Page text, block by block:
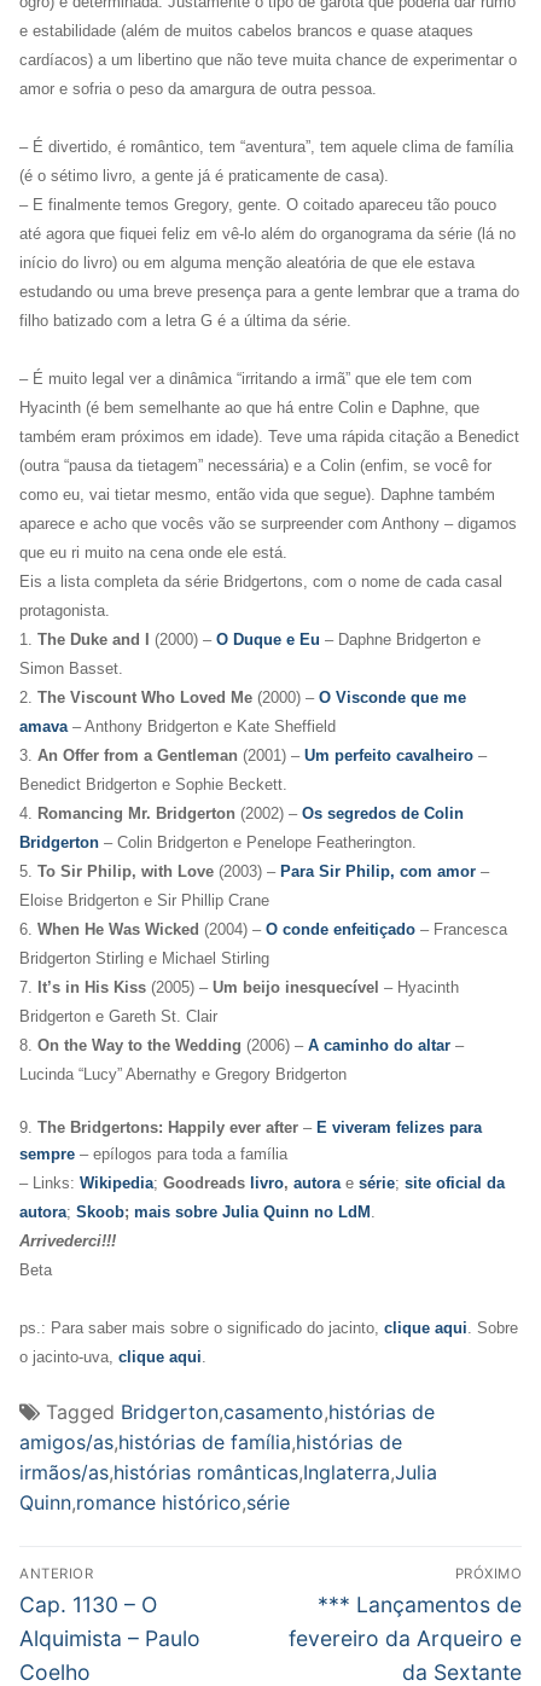
e estabilidade (além de muitos cabelos brancos e quase ataques
cardíacos) a um libertino que não teve muita chance de experimentar o
amor e sofria o peso da amargura de outra pessoa.
– É divertido, é romântico, tem “aventura”, tem aquele clima de família
(é o sétimo livro, a gente já é praticamente de casa).
– E finalmente temos Gregory, gente. O coitado apareceu tão pouco
até agora que fiquei feliz em vê-lo além do organograma da série (lá no
início do livro) ou em alguma menção aleatória de que ele estava
estudando ou uma breve presença para a gente lembrar que a trama do
filho batizado com a letra G é a última da série.
– É muito legal ver a dinâmica “irritando a irmã” que ele tem com
Hyacinth (é bem semelhante ao que há entre Colin e Daphne, que
também eram próximos em idade). Teve uma rápida citação a Benedict
(outra “pausa da tietagem” necessária) e a Colin (enfim, se você for
como eu, vai tietar mesmo, então vida que segue). Daphne também
aparece e acho que vocês vão se surpreender com Anthony – digamos
que eu ri muito na cena onde ele está.
Eis a lista completa da série Bridgertons, com o nome de cada casal
protagonista.
1. The Duke and I (2000) – O Duque e Eu – Daphne Bridgerton e
Simon Basset.
2. The Viscount Who Loved Me (2000) – O Visconde que me
amava – Anthony Bridgerton e Kate Sheffield
3. An Offer from a Gentleman (2001) – Um perfeito cavalheiro –
Benedict Bridgerton e Sophie Beckett.
4.
Romancing Mr. Bridgerton (2002) – Os segredos de Colin
Bridgerton – Colin Bridgerton e Penelope Featherington.
5. To Sir Philip, with Love (2003) – Para Sir Philip, com amor –
Eloise Bridgerton e Sir Phillip Crane
6. When He Was Wicked (2004) – O conde enfeitiçado – Francesca
Bridgerton Stirling e Michael Stirling
7.
It’s in His Kiss (2005) – Um beijo inesquecível – Hyacinth
Bridgerton e Gareth St. Clair
8. On the Way to the Wedding (2006) – A caminho do altar –
Lucinda “Lucy” Abernathy e Gregory Bridgerton
9. The Bridgertons: Happily ever after – E viveram felizes para
sempre – epílogos para toda a família
– Links: Wikipedia; Goodreads livro, autorae série; site oficial da
autora; Skoob; mais sobre Julia Quinn no LdM .
Arrivederci!!!
Beta
ps.: Para saber mais sobre o significado do jacinto, clique aqui. Sobre
o jacinto-uva, clique aqui.
Tagged Bridgerton,casamento,histórias de
amigos/as,histórias de família,histórias de
irmãos/as,histórias românticas,Inglaterra,Julia
Quinn,romance histórico,série
Navegação
de
Post
ANTERIOR
Post
anterior:
Cap. 1130 – O
Alquimista – Paulo
Coelho
PRÓXIMO
Próximo
post:
*** Lançamentos de
fevereiro da Arqueiro e
da Sextante